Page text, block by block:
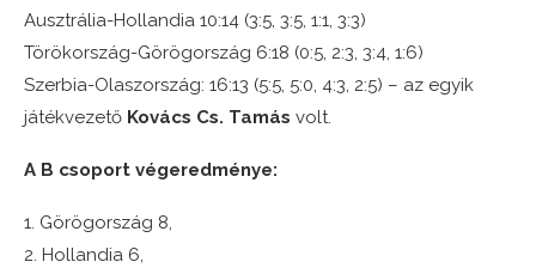
Ausztrália-Hollandia 10:14 (3:5, 3:5, 1:1, 3:3)
Törökország-Görögország 6:18 (0:5, 2:3, 3:4, 1:6)
Szerbia-Olaszország: 16:13 (5:5, 5:0, 4:3, 2:5) – az egyik
játékvezető Kovács Cs. Tamás volt.
A B csoport végeredménye:
1. Görögország 8,
2. Hollandia 6,